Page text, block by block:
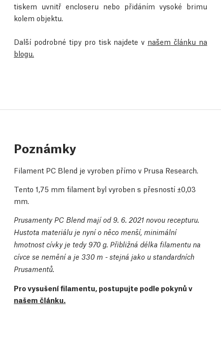
tiskem uvnitř encloseru nebo přidáním vysoké brimu
kolem objektu.
Další podrobné tipy pro tisk najdete v našem článku na
blogu.
Poznámky
Filament PC Blend je vyroben přímo v Prusa Research.
Tento 1,75 mm filament byl vyroben s přesností ±0,03
mm.
Prusamenty PC Blend mají od 9. 6. 2021 novou recepturu.
Hustota materiálu je nyní o něco menší, minimální
hmotnost cívky je tedy 970 g. Přibližná délka filamentu na
cívce se nemění a je 330 m - stejná jako u standardních
Prusamentů.
Pro vysušení filamentu, postupujte podle pokynů v
našem článku.